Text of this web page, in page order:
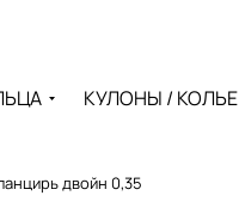
КУЛОНЫ / КОЛЬЕ
двойн 0,35